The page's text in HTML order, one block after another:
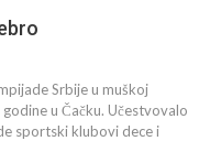
Srbije u muškoj
u Čačku. Učestvovalo
sportski klubovi dece i